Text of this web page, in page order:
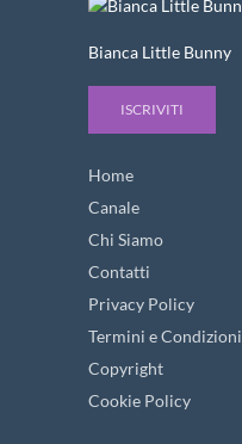
Bianca Little Bunny
ISCRIVITI
Home
Canale
Chi Siamo
Contatti
Privacy Policy
Termini e Condizioni
Copyright
Cookie Policy